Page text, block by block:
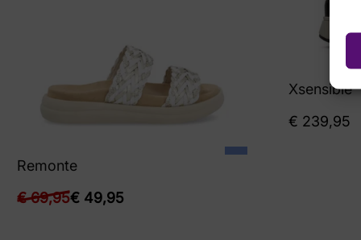
Remonte
€69,95€ 49,95
Xsensible
€ 239,95